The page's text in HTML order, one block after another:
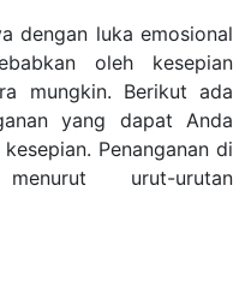
luka emosional
oleh kesepian
mungkin. Berikut ada
yang dapat Anda
Penanganan di
urut-urutan